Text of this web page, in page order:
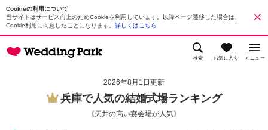
Cookieの利用について
当サイトはサービス向上のためCookieを利用しています。以降ページ遷移した場合は、
Cookie利用に同意したことになります。 詳しくはこちら
検索 お気に入り メニュー
2026年8月1日更新
兵庫で人気の結婚式場ランキング
《天井の高い宴会場が人気》